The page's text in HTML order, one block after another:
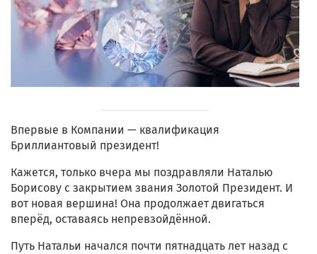
Впервые в Компании — квалификация
Бриллиантовый президент!
Кажется, только вчера мы поздравляли Наталью
Борисову с закрытием звания Золотой Президент. И
вот новая вершина! Она продолжает двигаться
вперёд, оставаясь непревзойдённой.
Путь Натальи начался почти пятнадцать лет назад с